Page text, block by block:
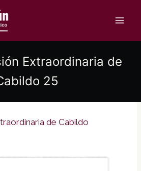
Extraordinaria de
25
de Cabildo